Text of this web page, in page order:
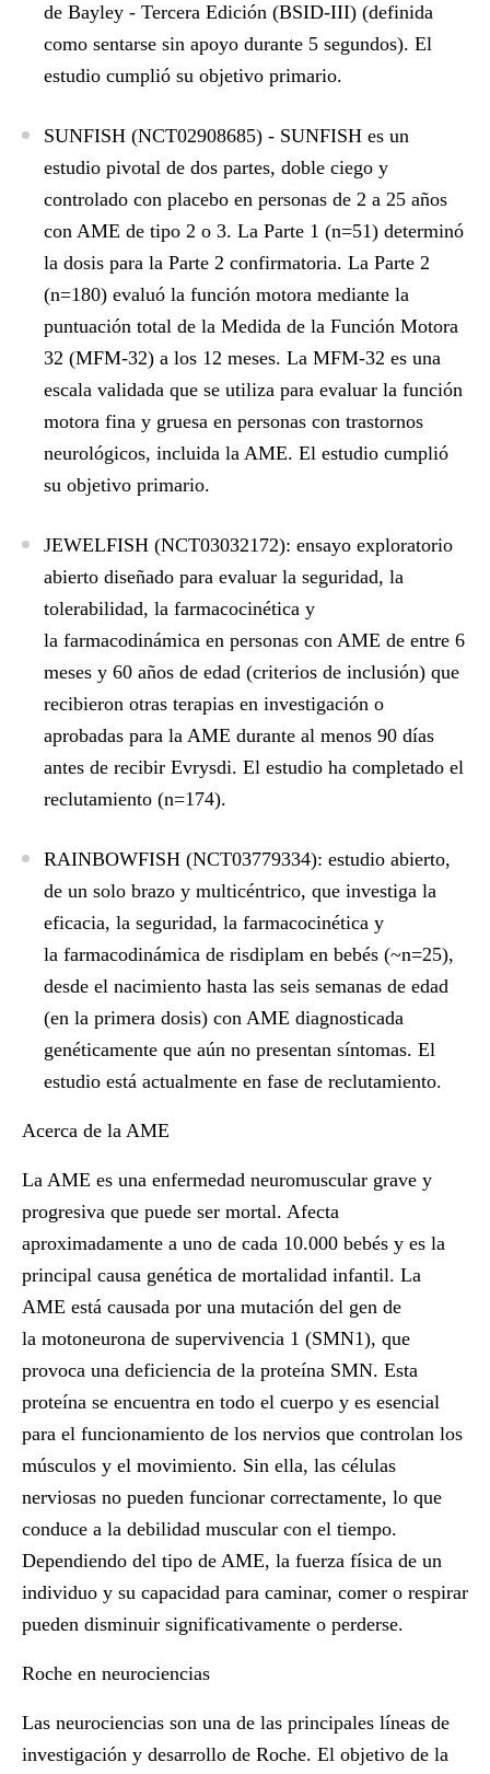
de Bayley - Tercera Edición (BSID-III) (definida
como sentarse sin apoyo durante 5 segundos). El
estudio cumplió su objetivo primario.
SUNFISH (NCT02908685) - SUNFISH es un
estudio pivotal de dos partes, doble ciego y
controlado con placebo en personas de 2 a 25 años
con AME de tipo 2 o 3. La Parte 1 (n=51) determinó
la dosis para la Parte 2 confirmatoria. La Parte 2
(n=180) evaluó la función motora mediante la
puntuación total de la Medida de la Función Motora
32 (MFM-32) a los 12 meses. La MFM-32 es una
escala validada que se utiliza para evaluar la función
motora fina y gruesa en personas con trastornos
neurológicos, incluida la AME. El estudio cumplió
su objetivo primario.
JEWELFISH (NCT03032172): ensayo exploratorio
abierto diseñado para evaluar la seguridad, la
tolerabilidad, la farmacocinética y
la farmacodinámica en personas con AME de entre 6
meses y 60 años de edad (criterios de inclusión) que
recibieron otras terapias en investigación o
aprobadas para la AME durante al menos 90 días
antes de recibir Evrysdi. El estudio ha completado el
reclutamiento (n=174).
RAINBOWFISH (NCT03779334): estudio abierto,
de un solo brazo y multicéntrico, que investiga la
eficacia, la seguridad, la farmacocinética y
la farmacodinámica de risdiplam en bebés (~n=25),
desde el nacimiento hasta las seis semanas de edad
(en la primera dosis) con AME diagnosticada
genéticamente que aún no presentan síntomas. El
estudio está actualmente en fase de reclutamiento.
Acerca de la AME
La AME es una enfermedad neuromuscular grave y
progresiva que puede ser mortal. Afecta
aproximadamente a uno de cada 10.000 bebés y es la
principal causa genética de mortalidad infantil. La
AME está causada por una mutación del gen de
la motoneurona de supervivencia 1 (SMN1), que
provoca una deficiencia de la proteína SMN. Esta
proteína se encuentra en todo el cuerpo y es esencial
para el funcionamiento de los nervios que controlan los
músculos y el movimiento. Sin ella, las células
nerviosas no pueden funcionar correctamente, lo que
conduce a la debilidad muscular con el tiempo.
Dependiendo del tipo de AME, la fuerza física de un
individuo y su capacidad para caminar, comer o respirar
pueden disminuir significativamente o perderse.
Roche en neurociencias
Las neurociencias son una de las principales líneas de
investigación y desarrollo de Roche. El objetivo de la